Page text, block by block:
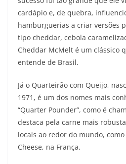
cardápio e, de quebra,
hamburguerias a criar versões
tipo cheddar, cebola
Cheddar McMelt é um clássico
entende de Brasil.
Já o Quarteirão com Queijo,
1971, é um dos nomes mais
“Quarter Pounder”, como é
destaca pela carne mais
locais ao redor do mundo, como
Cheese, na França.